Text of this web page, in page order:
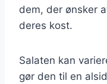
dem, der ønsker
deres kost.
Salaten kan
gør den til en